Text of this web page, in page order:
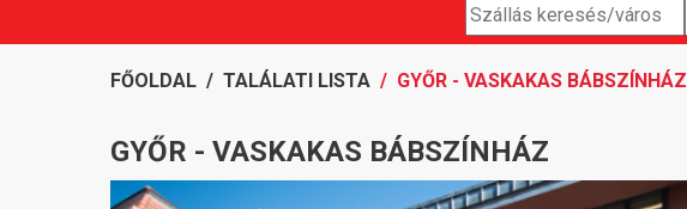
FŐOLDAL / TALÁLATI LISTA / GYŐR - VASKAKAS BÁBSZÍNHÁZ
GYŐR - VASKAKAS BÁBSZÍNHÁZ